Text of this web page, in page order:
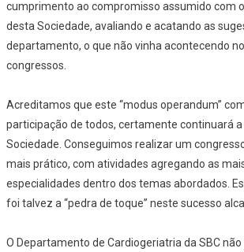
cumprimento ao compromisso assumido com
desta Sociedade, avaliando e acatando as
departamento, o que não vinha acontecendo
congressos.
Acreditamos que este “modus operandum”
participação de todos, certamente continuará
Sociedade. Conseguimos realizar um
mais prático, com atividades agregando as
especialidades dentro dos temas abordados.
foi talvez a “pedra de toque” neste sucesso
O Departamento de Cardiogeriatria da SBC